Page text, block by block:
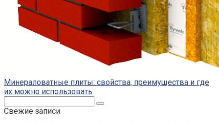
Минераловатные плиты: свойства, преимущества и где
их можно использовать
Свежие записи